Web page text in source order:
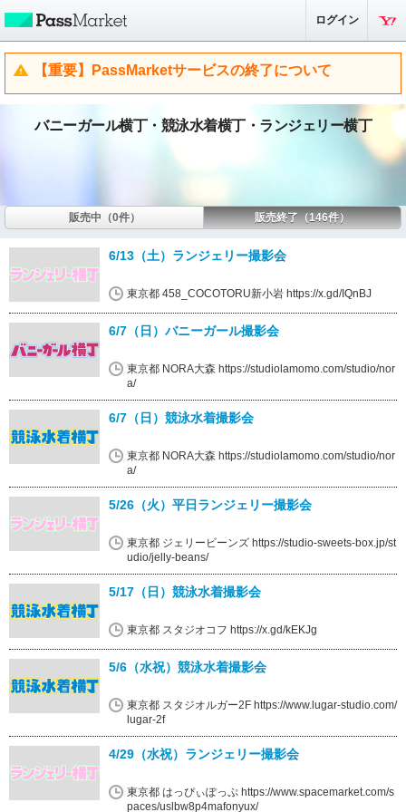
ログイン
【重要】PassMarketサービスの終了について
バニーガール横丁・競泳水着横丁・ランジェリー横丁
販売中（0件） 販売終了（146件）
6/13（土）ランジェリー撮影会
東京都 458_COCOTORU新小岩 https://x.gd/IQnBJ
6/7（日）バニーガール撮影会
東京都 NORA大森 https://studiolamomo.com/studio/nor
a/
6/7（日）競泳水着撮影会
東京都 NORA大森 https://studiolamomo.com/studio/nor
a/
5/26（火）平日ランジェリー撮影会
東京都 ジェリービーンズ https://studio-sweets-box.jp/st
udio/jelly-beans/
5/17（日）競泳水着撮影会
東京都 スタジオコフ https://x.gd/kEKJg
5/6（水祝）競泳水着撮影会
東京都 スタジオルガー2F https://www.lugar-studio.com/
lugar-2f
4/29（水祝）ランジェリー撮影会
東京都 はっぴぃぽっぷ https://www.spacemarket.com/s
paces/uslbw8p4mafonyux/